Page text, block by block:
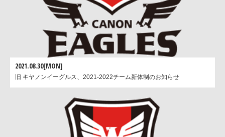
2021.08.30[MON]
旧 キヤノンイーグルス、2021-2022チーム新体制のお知らせ